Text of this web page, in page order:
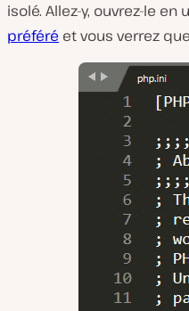
isolé. Allez-y, ouvrez-le en
préféré et vous verrez